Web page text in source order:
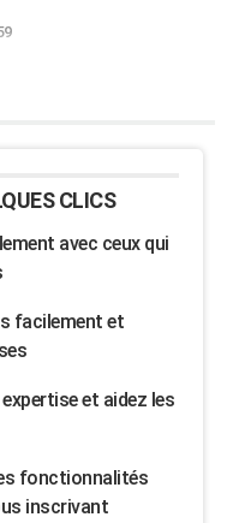
CLICS
avec ceux qui
facilement et
et aidez les
fonctionnalités
inscrivant